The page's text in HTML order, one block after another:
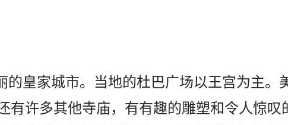
的皇家城市。当地的杜巴广场以王宫为主­。
有许多其他寺庙，有有趣的雕塑和令人惊叹